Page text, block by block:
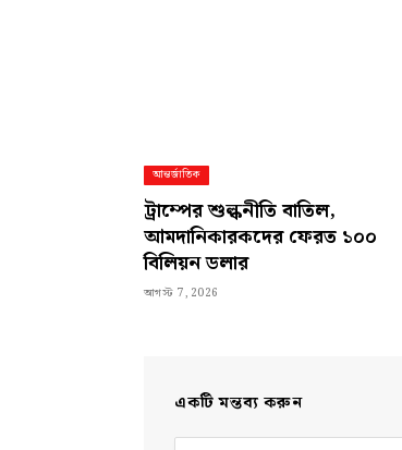
আন্তর্জাতিক
ট্রাম্পের শুল্কনীতি বাতিল,
আমদানিকারকদের ফেরত ১০০
বিলিয়ন ডলার
আগস্ট 7, 2026
একটি মন্তব্য করুন